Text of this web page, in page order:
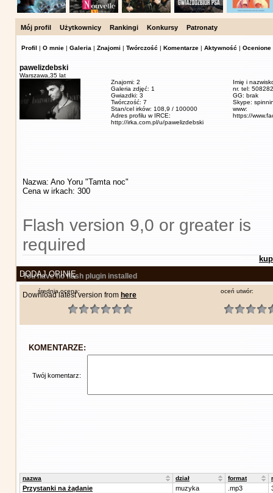
Mój profil Użytkownicy Rankingi Konkursy Patronaty
Profil | O mnie | Galeria | Znajomi | Twórczość | Komentarze | Aktywność | Ocenione
pawelizdebski
Warszawa, 35 lat
Znajomi: 2
Galeria zdjęć: 1
Gwiazdki: 3
Twórczość: 7
Stan/cel irków: 108,9 / 100000
Adres profilu w IRCE:
http://irka.com.pl/u/pawelizdebski
Imię i
nr. tel:
GG: brak
Skype:
www:
https://
Nazwa: Ano Yoru "Tamta noc"
Cena w irkach: 300
Flash version 9,0 or greater is
required
You have no flash plugin installed
Download latest version from here
DODAJ OPINIĘ
średnia ocena: oceń utwór:
KOMENTARZE:
Twój komentarz:
nazwa dział format
Przystanki na żądanie muzyka .mp3